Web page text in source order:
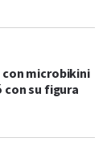
microbikini
con su figura